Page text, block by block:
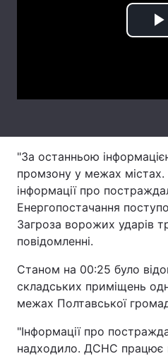
Контакти
Послуги
Тема оформлення
"За останньою
промзону у межах
інформації про
Енергопостачання
Загроза ворожих ударів
повідомленні.
Станом на 00:25 було
складських приміщень
межах Полтавської
"Інформації про
надходило. ДСНС працює